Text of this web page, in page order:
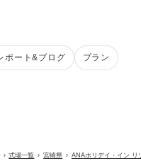
ポート&ブログ プラン
式場一覧 宮崎県 ANAホリデイ・イン リ